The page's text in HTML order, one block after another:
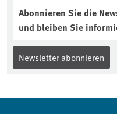
Abonnieren Sie die
und bleiben Sie
Newsletter abonnieren